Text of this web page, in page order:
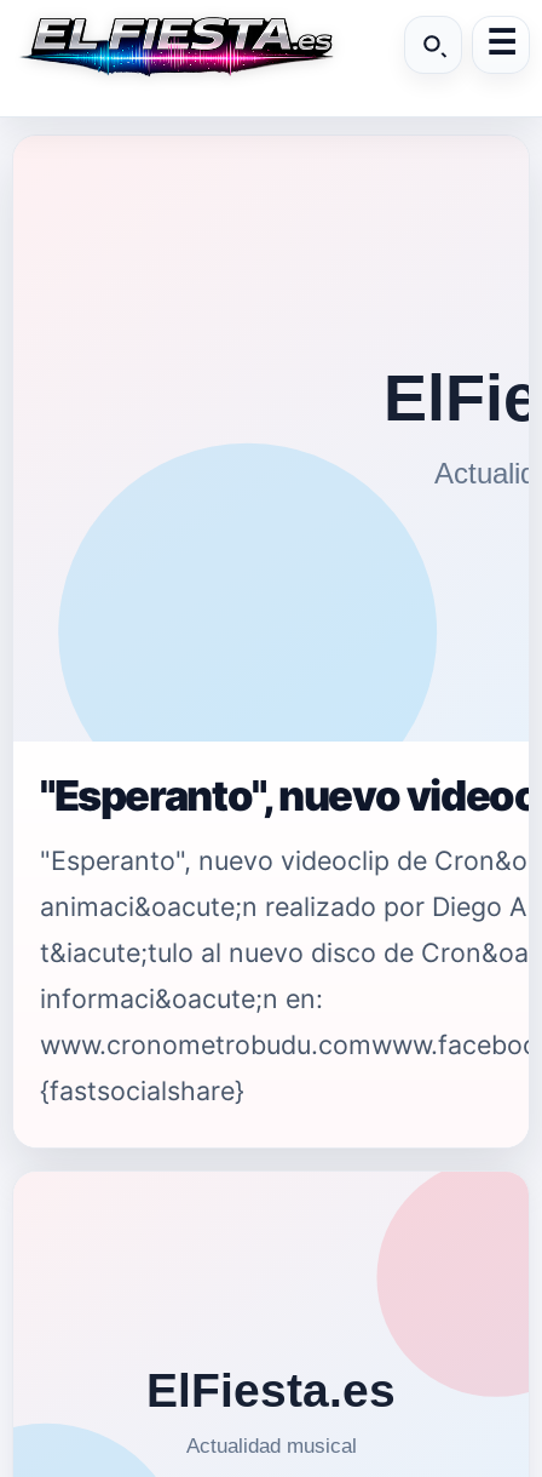
"Esperanto", nuevo
"Esperanto", nuevo videoclip de
animaci&oacute;n realizado por Diego
t&iacute;tulo al nuevo disco de
informaci&oacute;n en:
{fastsocialshare}